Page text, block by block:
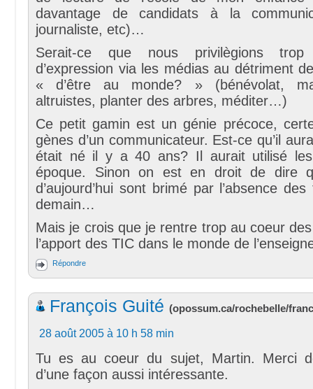
davantage de candidats à la
journaliste, etc)…
Serait-ce que nous privilègions
d’expression via les médias au détriment
« d’être au monde? » (bénévolat,
altruistes, planter des arbres, méditer…)
Ce petit gamin est un génie précoce,
gènes d’un communicateur. Est-ce qu’il
était né il y a 40 ans? Il aurait utilisé
époque. Sinon on est en droit de dire
d’aujourd’hui sont brimé par l’absence
demain…
Mais je crois que je rentre trop au coeur
l’apport des TIC dans le monde de
Répondre
François Guité (opossum.ca/rochebelle/
28 août 2005 à 10 h 58 min
Tu es au coeur du sujet, Martin. Merci
d’une façon aussi intéressante.